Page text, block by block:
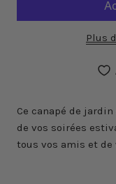
Plus
Ce canapé de
de vos soirées
tous vos amis et de